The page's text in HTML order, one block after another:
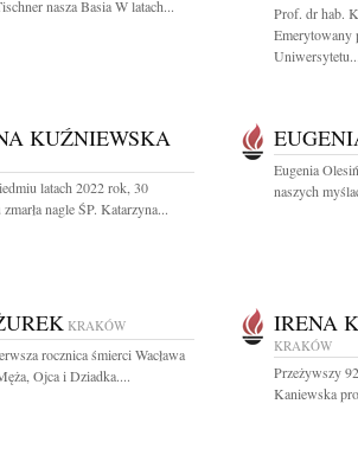
nasza Basia W latach...
Prof. dr hab.
Emerytowany
KUŹNIEWSKA
latach 2022 rok, 30
nagle ŚP. Katarzyna...
Eugenia
naszych
KRAKÓW
rocznica śmierci Wacława
Ojca i Dziadka....
IRENA
KRAKÓW
Przeżywszy
Kaniewska